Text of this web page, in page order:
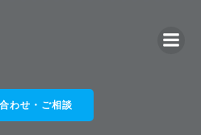
ツ
へ
ス
わせ・ご相談